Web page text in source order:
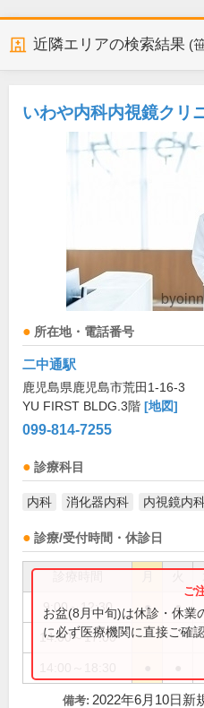
近隣エリアの検索結果 (
いわや内科内視鏡クリ
所在地・電話番号
二中通駅
鹿児島県鹿児島市荒田1-16-3
YU FIRST BLDG.3階 [地図]
099-814-7255
診療科目
内科 消化器内科 内視鏡内
診療/受付時間・休診日
9:00～12:30 ● ●
14:00～17:00
お盆(8月中旬)は休診・休業
に必ず医療機関に直接ご確
備考: 2022年6月10日新